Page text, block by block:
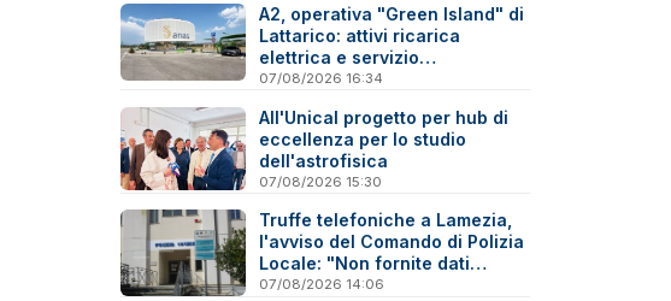
A2, operativa "Green Island" di
Lattarico: attivi ricarica
elettrica e servizio
sperimentale di soccorso
07/08/2026 16:34
All'Unical progetto per hub di
eccellenza per lo studio
dell'astrofisica
07/08/2026 15:30
Truffe telefoniche a Lamezia,
l'avviso del Comando di Polizia
Locale: "Non fornite dati
personali"
07/08/2026 14:06